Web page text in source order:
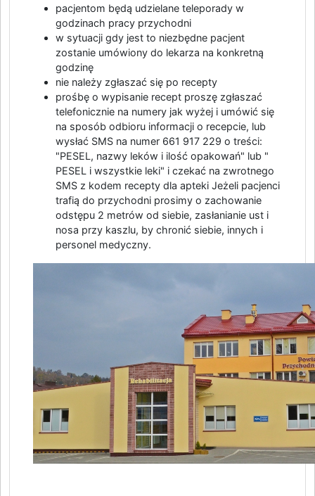
pacjentom będą udzielane teleporady w
godzinach pracy przychodni
w sytuacji gdy jest to niezbędne pacjent
zostanie umówiony do lekarza na konkretną
godzinę
nie należy zgłaszać się po recepty
prośbę o wypisanie recept proszę zgłaszać
telefonicznie na numery jak wyżej i umówić się
na sposób odbioru informacji o recepcie, lub
wysłać SMS na numer 661 917 229 o treści:
"PESEL, nazwy leków i ilość opakowań" lub "
PESEL i wszystkie leki" i czekać na zwrotnego
SMS z kodem recepty dla apteki Jeżeli pacjenci
trafią do przychodni prosimy o zachowanie
odstępu 2 metrów od siebie, zasłanianie ust i
nosa przy kaszlu, by chronić siebie, innych i
personel medyczny.